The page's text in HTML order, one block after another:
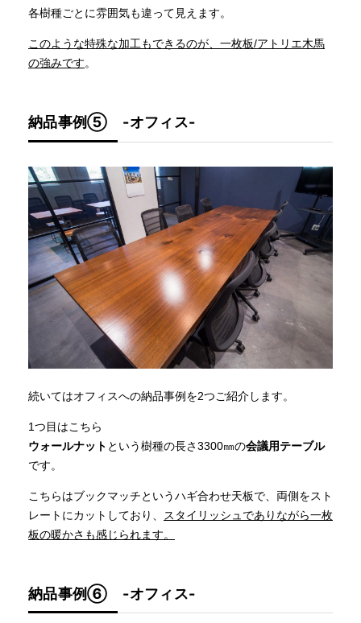
各樹種ごとに雰囲気も違って見えます。
このような特殊な加工もできるのが、一枚板/アトリエ木馬
の強みです。
納品事例⑤ -オフィス-
続いてはオフィスへの納品事例を2つご紹介します。
1つ目はこちら
ウォールナット という樹種の長さ3300㎜の会議用テーブル
です。
こちらはブックマッチというハギ合わせ天板で、両側をスト
レートにカットしており、
スタイリッシュでありながら一枚
板の暖かさも感じられます。
納品事例⑥ -オフィス-